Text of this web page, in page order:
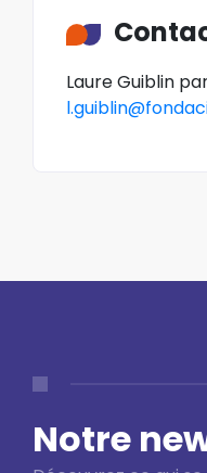
Laure Guiblin
Notre